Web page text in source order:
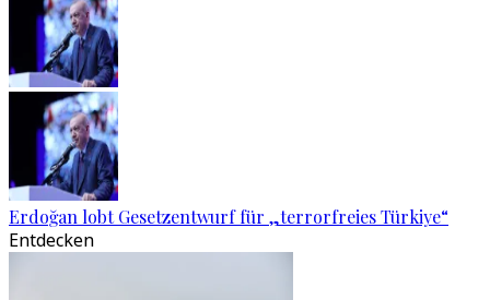
Erdoğan lobt Gesetzentwurf für „terrorfreies Türkiye“
Entdecken